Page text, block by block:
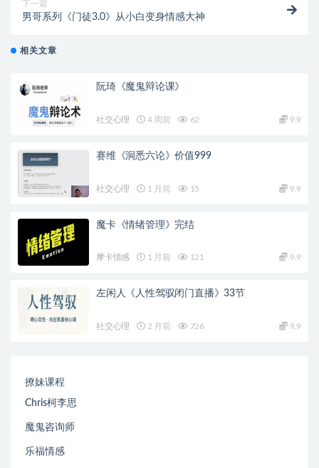
下一篇
男哥系列《门徒3.0》从小白变身情感大神
相关文章
阮琦《魔鬼辩论课》
社交心理 4 周前 62 9.9
赛维《洞悉六论》价值999
社交心理 1 月前 15 9.9
魔卡《情绪管理》完结
摩卡情感 1 月前 121 9.9
左闲人《人性驾驭闭门直播》33节
社交心理 2 月前 726 9.9
撩妹课程
Chris柯李思
魔鬼咨询师
乐福情感